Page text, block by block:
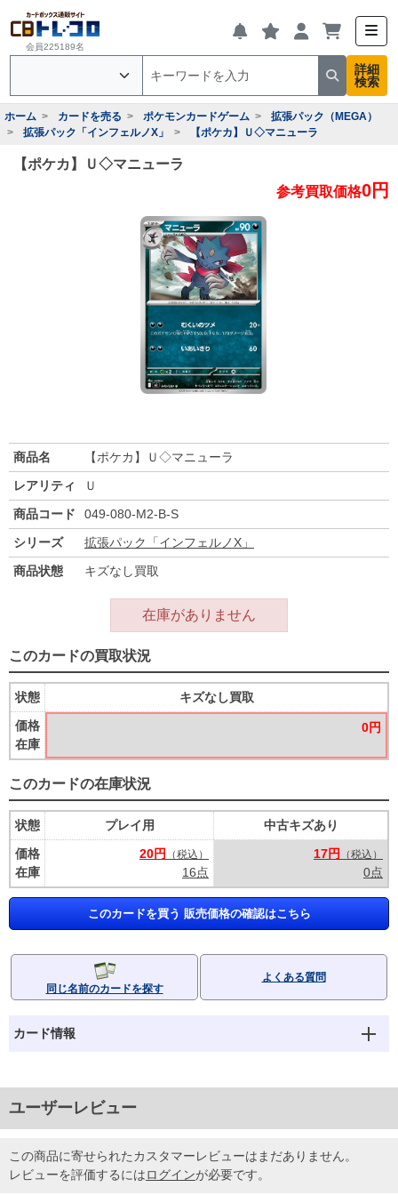
会員225189名
詳細
検索
ホーム カードを売る ポケモンカードゲーム
拡張パック（MEGA）
拡張パック「インフェルノX」
【ポケカ】Ｕ◇マニューラ
【ポケカ】Ｕ◇マニューラ
参考買取価格0円
商品名
【ポケカ】Ｕ◇マニューラ
レアリティ
Ｕ
商品コード
049-080-M2-B-S
シリーズ
拡張パック「インフェルノX」
商品状態
キズなし買取
在庫がありません
このカードの買取状況
状態
価格
在庫
キズなし買取
0円
このカードの在庫状況
状態
価格
在庫
プレイ用
20円
（税込）
16点
中古キズあり
17円
（税込）
0点
このカードを買う 販売価格の確認はこちら
同じ名前のカードを探す
よくある質問
カード情報
ユーザーレビュー
この商品に寄せられたカスタマーレビューはまだありません。
レビューを評価するにはログインが必要です。